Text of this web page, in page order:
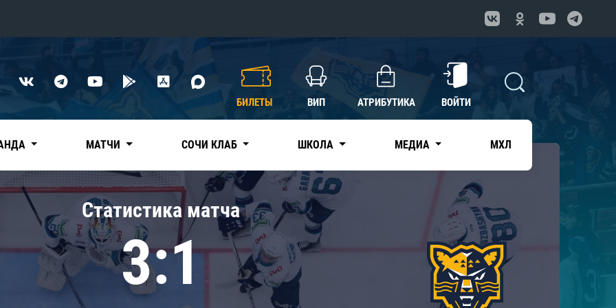
Нефтехимик
Дивизион Чернышева
Авангард
Адмирал
КХЛ
БИЛЕТЫ ВИП АТРИБУТИКА ВОЙТИ
МАТЧИ СОЧИ КЛАБ ШКОЛА МЕДИА МХЛ
Статистика матча
3:1